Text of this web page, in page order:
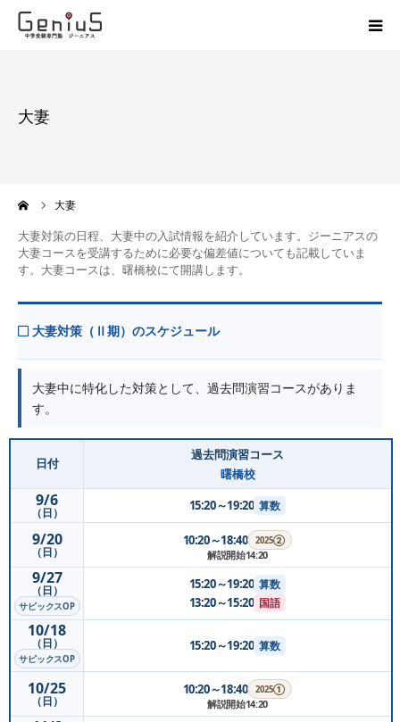
大妻
大妻
大妻対策の日程、大妻中の入試情報を紹介しています。ジーニアスの
大妻コースを受講するために必要な偏差値についても記載していま
す。大妻コースは、曙橋校にて開講します。
大妻対策（Ⅱ期）のスケジュール
大妻中に特化した対策として、過去問演習コースがありま
す。
日付
過去問演習コース
曙橋校
9/6
（日） 15:20～19:20 算数
9/20
（日）
10:20～18:40 2025②
解説開始14:20
9/27
（日）
サピックスOP
15:20～19:20 算数
13:20～15:20 国語
10/18
（日）
サピックスOP
15:20～19:20 算数
10/25
（日）
10:20～18:40 2025①
解説開始14:20
模試
動画
教材
お問い合わせ